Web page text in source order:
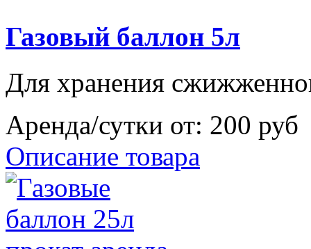
Газовый баллон 5л
Для хранения
Аренда/сутки от: 200 руб
Описание товара